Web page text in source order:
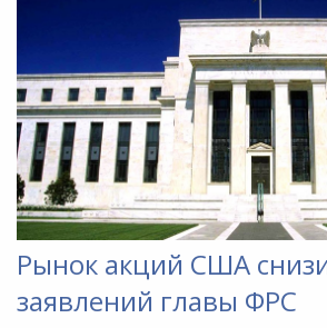
Рынок акций США
заявлений главы ФРС